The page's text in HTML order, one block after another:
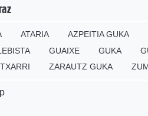
ATARIA AZPEITIA GUKA
GUAIXE GUKA
ZARAUTZ GUKA